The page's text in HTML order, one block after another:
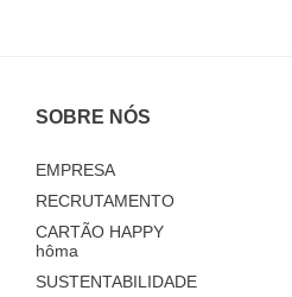
SOBRE NÓS
EMPRESA
RECRUTAMENTO
CARTÃO HAPPY
hôma
SUSTENTABILIDADE